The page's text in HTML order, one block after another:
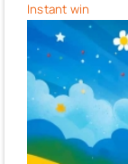
Instant win